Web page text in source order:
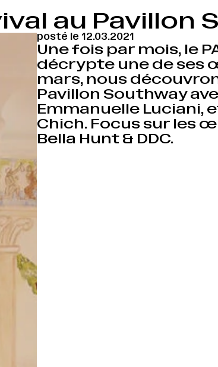
au Pavillon
posté le 12.03.2021
Une fois par mois, le
décrypte une de ses
mars, nous
Pavillon Southway
Emmanuelle Luciani,
Chich. Focus sur les
Bella Hunt & DDC.